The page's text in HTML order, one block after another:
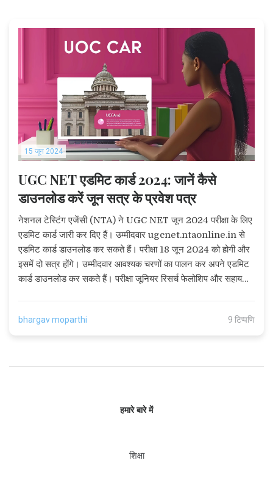
15 जून 2024
UGC NET एडमिट कार्ड 2024: जानें कैसे
डाउनलोड करें जून सत्र के प्रवेश पत्र
नेशनल टेस्टिंग एजेंसी (NTA) ने UGC NET जून 2024 परीक्षा के लिए
एडमिट कार्ड जारी कर दिए हैं। उम्मीदवार ugcnet.ntaonline.in से
एडमिट कार्ड डाउनलोड कर सकते हैं। परीक्षा 18 जून 2024 को होगी और
इसमें दो सत्र होंगे। उम्मीदवार आवश्यक चरणों का पालन कर अपने एडमिट
कार्ड डाउनलोड कर सकते हैं। परीक्षा जूनियर रिसर्च फेलोशिप और सहायक
bhargav moparthi 9 टिप्पणि
हमारे बारे में
शिक्षा